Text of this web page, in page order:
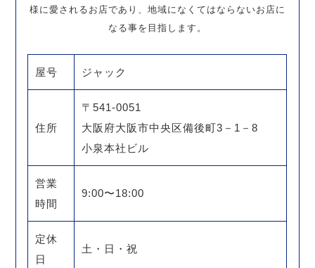
様に愛されるお店であり、地域になくてはならないお店に
なる事を目指します。
屋号 ジャック
住所
〒541-0051
大阪府大阪市中央区備後町3－1－8
小泉本社ビル
営業
時間
9:00〜18:00
定休
日
土・日・祝